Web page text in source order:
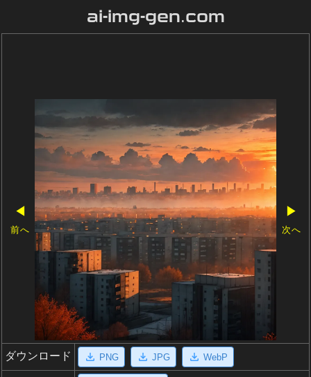
ai-img-gen.com
◀
前へ
▶
次へ
ダウンロード PNG JPG WebP